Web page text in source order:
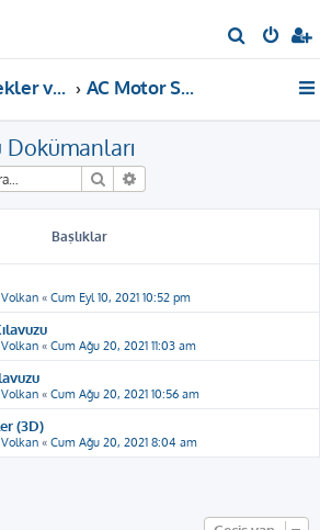
r
Örnekler ve Dokümanlar AC Motor Sürücü Dokümanları
Ara
Başlıklar
Volkan « Cum Eyl 10, 2021 10:52 pm
Volkan « Cum Ağu 20, 2021 11:03 am
Volkan « Cum Ağu 20, 2021 10:56 am
(3D)
Volkan « Cum Ağu 20, 2021 8:04 am